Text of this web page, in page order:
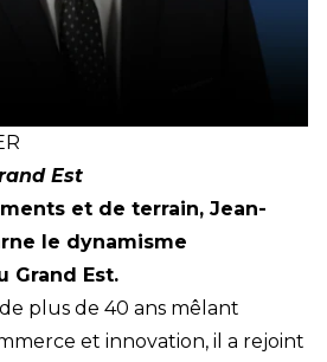
Est
et de terrain, Jean-
le dynamisme
Grand Est.
plus de 40 ans mêlant
et innovation, il a rejoint